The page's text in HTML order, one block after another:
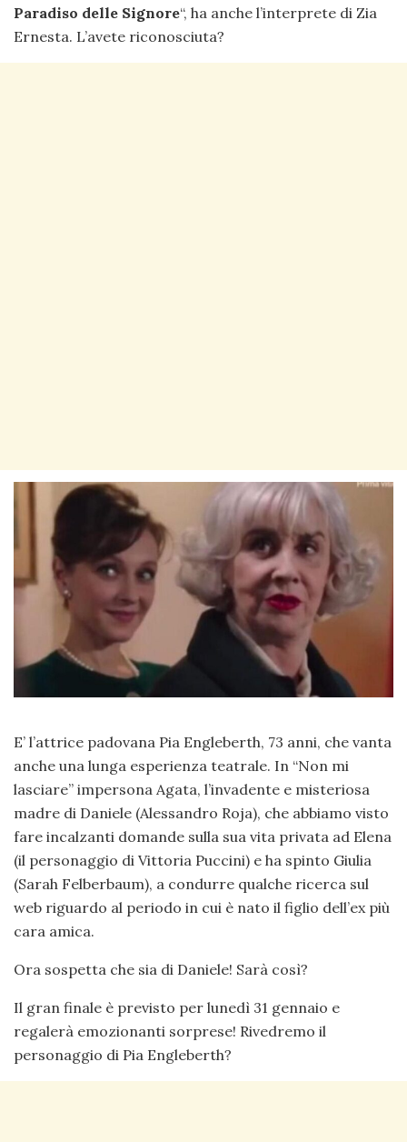
Paradiso delle Signore“, ha anche l’interprete di Zia
Ernesta. L’avete riconosciuta?
E’ l’attrice padovana Pia Engleberth, 73 anni, che vanta
anche una lunga esperienza teatrale. In “Non mi
lasciare” impersona Agata, l’invadente e misteriosa
madre di Daniele (Alessandro Roja), che abbiamo visto
fare incalzanti domande sulla sua vita privata ad Elena
(il personaggio di Vittoria Puccini) e ha spinto Giulia
(Sarah Felberbaum), a condurre qualche ricerca sul
web riguardo al periodo in cui è nato il figlio dell’ex più
cara amica.
Ora sospetta che sia di Daniele! Sarà così?
Il gran finale è previsto per lunedì 31 gennaio e
regalerà emozionanti sorprese! Rivedremo il
personaggio di Pia Engleberth?